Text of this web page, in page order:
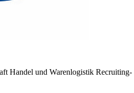
Handel und Warenlogistik Recruiting-